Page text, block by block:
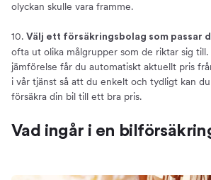
olyckan skulle vara framme.
10. Välj ett försäkringsbolag som passar
ofta ut olika målgrupper som de riktar sig
jämförelse får du automatiskt aktuellt pris
i vår tjänst så att du enkelt och tydligt kan
försäkra din bil till ett bra pris.
Vad ingår i en